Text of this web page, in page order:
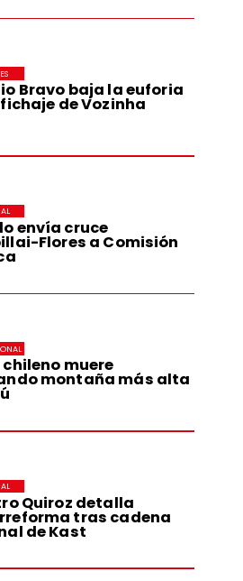
Bravo baja la euforia
de Vozinha
envía cruce
Flores a Comisión
muere
montaña más alta
Quiroz detalla
tras cadena
de Kast